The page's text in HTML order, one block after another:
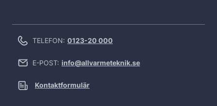
TELEFON: 0123-20 000
E-POST: info@allvarmeteknik.se
Kontaktformulär